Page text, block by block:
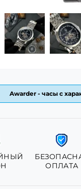
Awarder - часы с
ОПЛАТА